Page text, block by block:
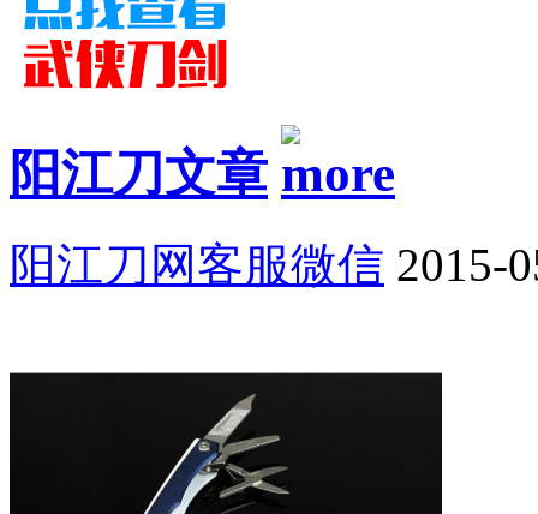
阳江刀文章
阳江刀网客服微信 2015-